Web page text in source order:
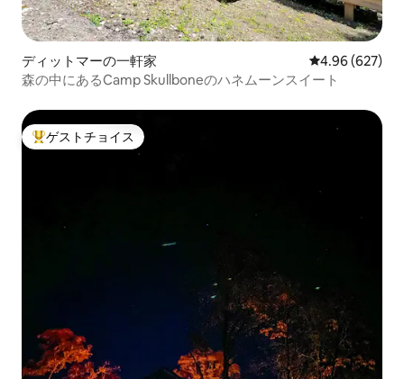
ディットマーの一軒家 レビュー627
4.96 (627)
森の中にあるCamp Skullboneのハネムーンスイート
大好評のゲストチョイスです。
ゲストチョイス